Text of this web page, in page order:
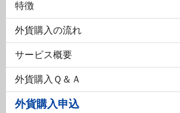
特徴
外貨購入の流れ
サービス概要
外貨購入Ｑ＆Ａ
外貨購入申込